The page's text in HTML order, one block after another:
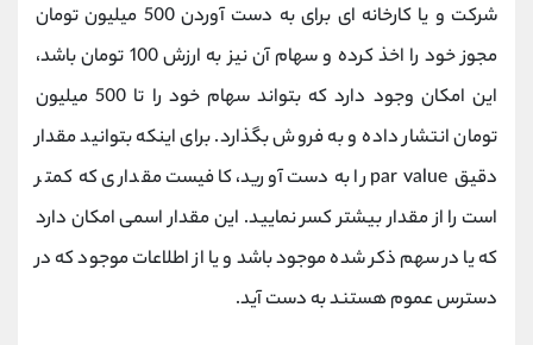
شرکت و یا کارخانه ای برای به دست آوردن 500 میلیون تومان
مجوز خود را اخذ کرده و سهام آن نیز به ارزش 100 تومان باشد،
این امکان وجود دارد که بتواند سهام خود را تا 500 میلیون
تومان انتشار داده و به فروش بگذارد. برای اینکه بتوانید مقدار
دقیق par value را به دست آورید، کافیست مقداری که کمتر
است را از مقدار بیشتر کسر نمایید. این مقدار اسمی امکان دارد
که یا در سهم ذکر شده موجود باشد و یا از اطلاعات موجود که در
دسترس عموم هستند به دست آید.